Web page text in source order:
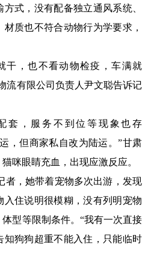
式，没有配备独立通风系统、
质也不符合动物行为学要求，
干，也不看动物检疫，车满就
流有限公司负责人尹文聪告诉记
套，服务不到位等现象也存
，但商家私自改为陆运。”甘肃
咪眼睛充血，出现应激反应。
者，她带着宠物多次出游，发现
入住说明很模糊，没有列明宠物
型等限制条件。“我有一次直接
知狗狗超重不能入住，只能临时